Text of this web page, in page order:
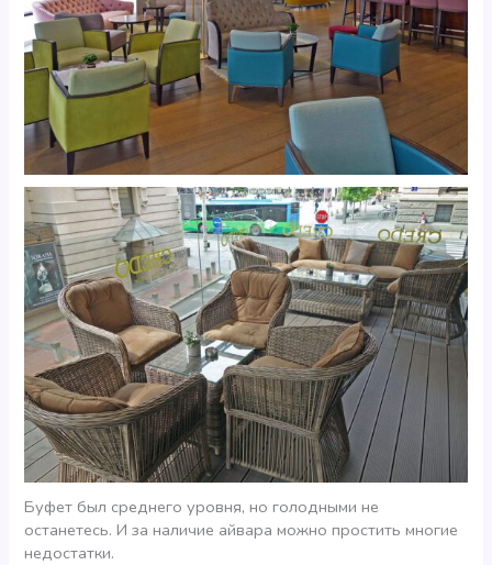
Буфет был среднего уровня, но голодными не
останетесь. И за наличие айвара можно простить многие
недостатки.